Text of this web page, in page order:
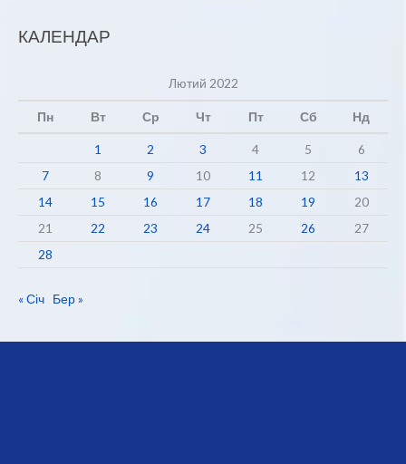
КАЛЕНДАР
Лютий 2022
Пн Вт Ср Чт Пт Сб Нд
1 2 3 4 5
6
7
8 9 10 11 12
13
14
15 16 17 18 19
20
21
22 23 24 25 26
27
28
« Січ Бер »